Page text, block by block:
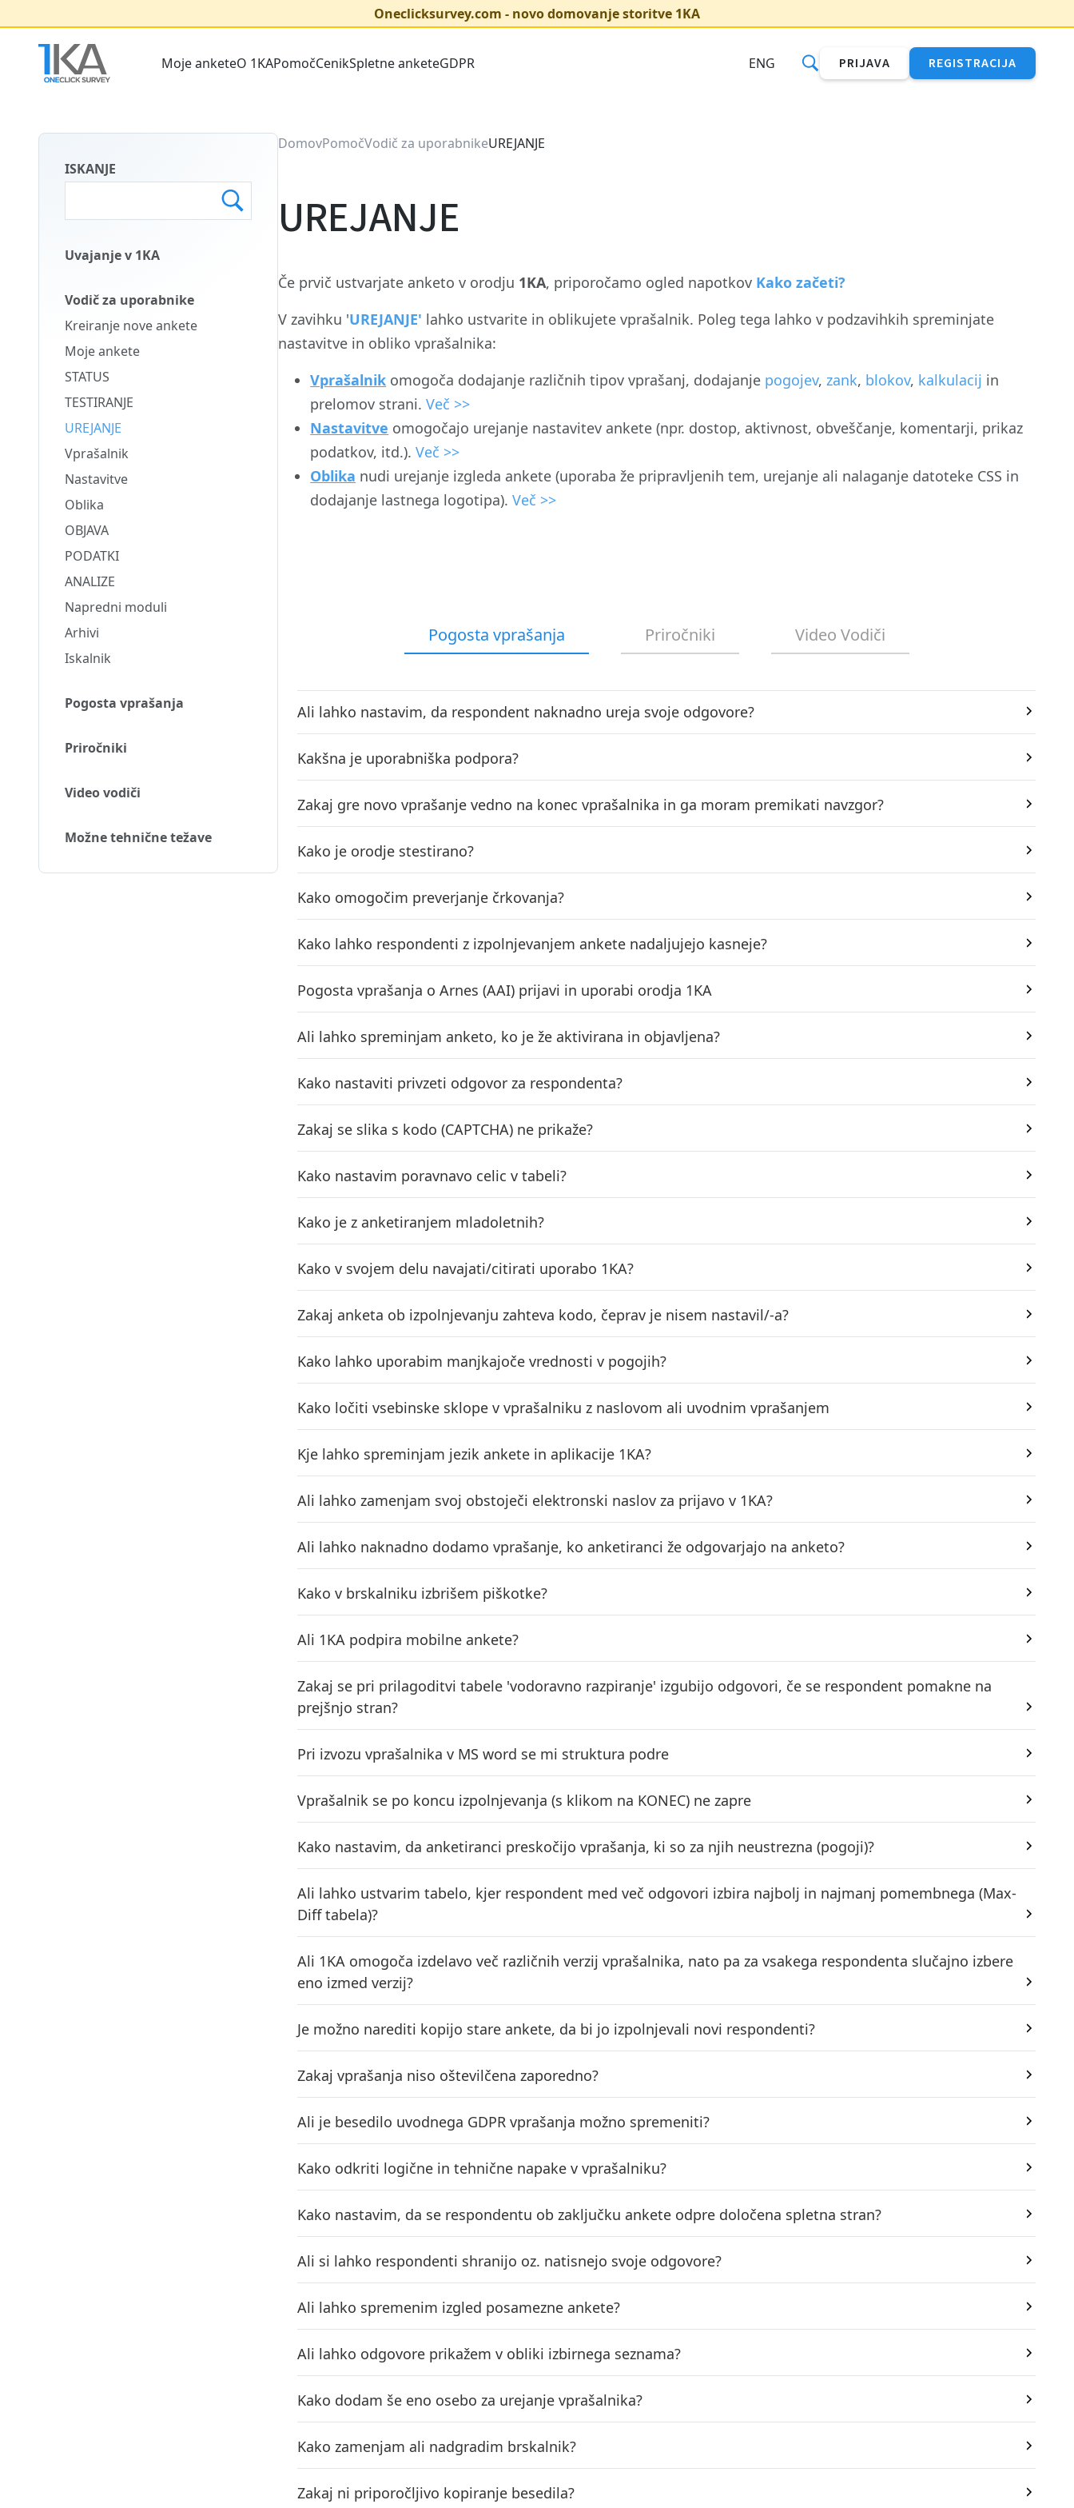
to
content
Oneclicksurvey.com - novo domovanje storitve 1KA
SLO
Moje anketeO 1KAPomočCenikSpletne anketeGDPR ENG PRIJAVA REGISTRACIJA
ISKANJE
Menu
SLO
Uvajanje v 1KA
Vodič za uporabnike
Kreiranje nove ankete
Moje ankete
STATUS
TESTIRANJE
UREJANJE
Vprašalnik
Nastavitve
Oblika
OBJAVA
PODATKI
ANALIZE
Napredni moduli
Arhivi
Iskalnik
Pogosta vprašanja
Priročniki
Video vodiči
Možne tehnične težave
DomovPomočVodič za uporabnikeUREJANJE
UREJANJE
Če prvič ustvarjate anketo v orodju 1KA, priporočamo ogled napotkov Kako začeti?
V zavihku 'UREJANJE' lahko ustvarite in oblikujete vprašalnik. Poleg tega lahko v podzavihkih spreminjate
nastavitve in obliko vprašalnika:
Vprašalnik omogoča dodajanje različnih tipov vprašanj, dodajanje pogojev,zank, blokov, kalkulacij in
prelomov strani.Več >>
Nastavitve omogočajo urejanje nastavitev ankete (npr. dostop, aktivnost, obveščanje, komentarji, prikaz
podatkov, itd.).Več >>
Oblika nudi urejanje izgleda ankete (uporaba že pripravljenih tem, urejanje ali nalaganje datoteke CSS in
dodajanje lastnega logotipa).Več >>
Pogosta vprašanja Priročniki Video Vodiči
Ali lahko nastavim, da respondent naknadno ureja svoje odgovore?
Kakšna je uporabniška podpora?
Zakaj gre novo vprašanje vedno na konec vprašalnika in ga moram premikati navzgor?
Kako je orodje stestirano?
Kako omogočim preverjanje črkovanja?
Kako lahko respondenti z izpolnjevanjem ankete nadaljujejo kasneje?
Pogosta vprašanja o Arnes (AAI) prijavi in uporabi orodja 1KA
Ali lahko spreminjam anketo, ko je že aktivirana in objavljena?
Kako nastaviti privzeti odgovor za respondenta?
Zakaj se slika s kodo (CAPTCHA) ne prikaže?
Kako nastavim poravnavo celic v tabeli?
Kako je z anketiranjem mladoletnih?
Kako v svojem delu navajati/citirati uporabo 1KA?
Zakaj anketa ob izpolnjevanju zahteva kodo, čeprav je nisem nastavil/-a?
Kako lahko uporabim manjkajoče vrednosti v pogojih?
Kako ločiti vsebinske sklope v vprašalniku z naslovom ali uvodnim vprašanjem
Kje lahko spreminjam jezik ankete in aplikacije 1KA?
Ali lahko zamenjam svoj obstoječi elektronski naslov za prijavo v 1KA?
Ali lahko naknadno dodamo vprašanje, ko anketiranci že odgovarjajo na anketo?
Kako v brskalniku izbrišem piškotke?
Ali 1KA podpira mobilne ankete?
Zakaj se pri prilagoditvi tabele 'vodoravno razpiranje' izgubijo odgovori, če se respondent pomakne na
prejšnjo stran?
Pri izvozu vprašalnika v MS word se mi struktura podre
Vprašalnik se po koncu izpolnjevanja (s klikom na KONEC) ne zapre
Kako nastavim, da anketiranci preskočijo vprašanja, ki so za njih neustrezna (pogoji)?
Ali lahko ustvarim tabelo, kjer respondent med več odgovori izbira najbolj in najmanj pomembnega (Max-
Diff tabela)?
Ali 1KA omogoča izdelavo več različnih verzij vprašalnika, nato pa za vsakega respondenta slučajno izbere
eno izmed verzij?
Je možno narediti kopijo stare ankete, da bi jo izpolnjevali novi respondenti?
Zakaj vprašanja niso oštevilčena zaporedno?
Ali je besedilo uvodnega GDPR vprašanja možno spremeniti?
Kako odkriti logične in tehnične napake v vprašalniku?
Kako nastavim, da se respondentu ob zaključku ankete odpre določena spletna stran?
Ali si lahko respondenti shranijo oz. natisnejo svoje odgovore?
Ali lahko spremenim izgled posamezne ankete?
Ali lahko odgovore prikažem v obliki izbirnega seznama?
Kako dodam še eno osebo za urejanje vprašalnika?
Kako zamenjam ali nadgradim brskalnik?
Zakaj ni priporočljivo kopiranje besedila?